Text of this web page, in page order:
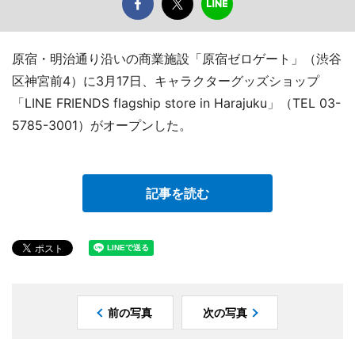
原宿・明治通り沿いの商業施設「原宿ゼロゲート」（渋谷
区神宮前4）に3月17日、キャラクターグッズショップ
「LINE FRIENDS flagship store in Harajuku」（TEL 03-
5785-3001）がオープンした。
記事を読む
前の写真 次の写真